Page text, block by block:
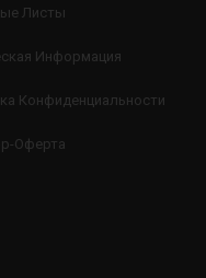
Листы
Информация
Конфиденциальности
Оферта